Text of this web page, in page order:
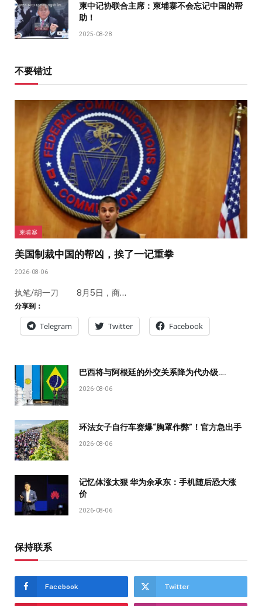
柬中记协联合主席：柬埔寨不会忘记中国的帮
助！
2025-08-28
不要错过
柬埔寨
美国制裁中国的帮凶，挨了一记重拳
2026-08-06
执笔/胡一刀 8月5日，商…
分享到：
Telegram Twitter Facebook
巴西将与阿根廷的外交关系降为代办级….
2026-08-06
环法女子自行车赛爆“胸罩作弊”！官方急出手
2026-08-06
记忆体涨太狠 华为余承东：手机随后恐大涨
价
2026-08-06
保持联系
Facebook Twitter